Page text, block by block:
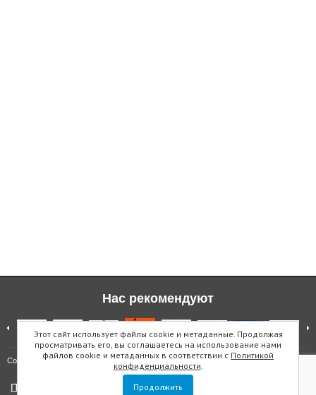
Этот сайт использует файлы cookie и метаданные. Продолжая
просматривать его, вы соглашаетесь на использование нами
файлов cookie и метаданных в соответствии с Политикой
конфиденциальности.
Продолжить
Нас рекомендуют
Copyright © "Инмарин" Карта сайта
Политика конфиденциальности